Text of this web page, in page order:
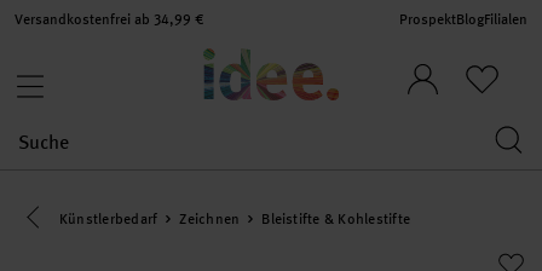
Versandkostenfrei ab 34,99 € ProspektBlogFilialen
Eine Kategorie zurück navigieren
Künstlerbedarf Zeichnen Bleistifte & Kohlestifte